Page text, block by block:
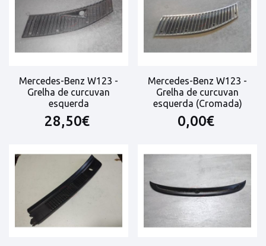
Mercedes-Benz W123 -
Grelha de curcuvan
esquerda
28,50€
Mercedes-Benz W123 -
Grelha de curcuvan
esquerda (Cromada)
0,00€